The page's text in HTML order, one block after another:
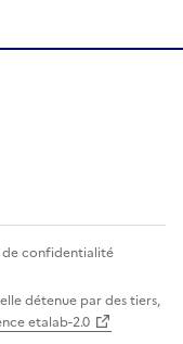
de confidentialité
détenue par des tiers,
etalab-2.0